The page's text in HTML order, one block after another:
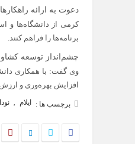
دعوت به ارائه
کرمی از دانشگاه‌ها و
برنامه‌ها را فراهم کنند.
چشم‌انداز توسعه
وی گفت: با همکاری
افزایش بهره‌وری و
برچسب ها : ایلام